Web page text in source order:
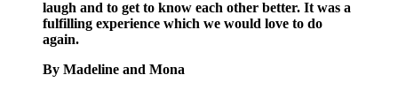
laugh and to get to know each other better. It was a
fulfilling experience which we would love to do
again.
By Madeline and Mona